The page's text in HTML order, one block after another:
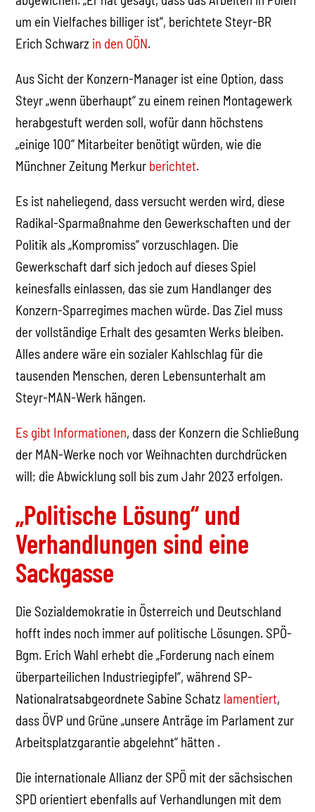
um ein Vielfaches billiger ist“, berichtete Steyr-BR
Erich Schwarz in den OÖN.
Aus Sicht der Konzern-Manager ist eine Option, dass
Steyr „wenn überhaupt“ zu einem reinen Montagewerk
herabgestuft werden soll, wofür dann höchstens
„einige 100“ Mitarbeiter benötigt würden, wie die
Münchner Zeitung Merkur berichtet.
Es ist naheliegend, dass versucht werden wird, diese
Radikal-Sparmaßnahme den Gewerkschaften und der
Politik als „Kompromiss“ vorzuschlagen. Die
Gewerkschaft darf sich jedoch auf dieses Spiel
keinesfalls einlassen, das sie zum Handlanger des
Konzern-Sparregimes machen würde. Das Ziel muss
der vollständige Erhalt des gesamten Werks bleiben.
Alles andere wäre ein sozialer Kahlschlag für die
tausenden Menschen, deren Lebensunterhalt am
Steyr-MAN-Werk hängen.
Es gibt Informationen, dass der Konzern die Schließung
der MAN-Werke noch vor Weihnachten durchdrücken
will; die Abwicklung soll bis zum Jahr 2023 erfolgen.
„Politische Lösung“ und
Verhandlungen sind eine
Sackgasse
Die Sozialdemokratie in Österreich und Deutschland
hofft indes noch immer auf politische Lösungen. SPÖ-
Bgm. Erich Wahl erhebt die „Forderung nach einem
überparteilichen Industriegipfel“, während SP-
Nationalratsabgeordnete Sabine Schatz lamentiert,
dass ÖVP und Grüne „unsere Anträge im Parlament zur
Arbeitsplatzgarantie abgelehnt“ hätten .
Die internationale Allianz der SPÖ mit der sächsischen
SPD orientiert ebenfalls auf Verhandlungen mit dem